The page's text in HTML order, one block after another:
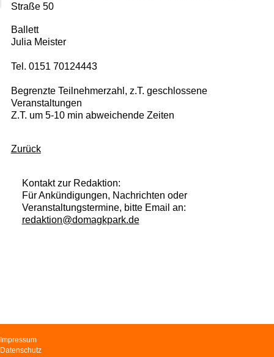
Straße 50
Ballett
Julia Meister
Tel. 0151 70124443
Begrenzte Teilnehmerzahl, z.T. geschlossene
Veranstaltungen
Z.T. um 5-10 min abweichende Zeiten
Zurück
Kontakt zur Redaktion:
Für Ankündigungen, Nachrichten oder
Veranstaltungstermine, bitte Email an:
redaktion@domagkpark.de
Navigation
überspringen
Impressum
Datenschutz